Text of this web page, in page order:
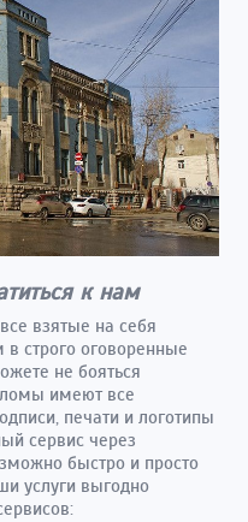
к нам
взятые на себя
в строго оговоренные
не бояться
имеют все
печати и логотипы
сервис через
быстро и просто
услуги выгодно